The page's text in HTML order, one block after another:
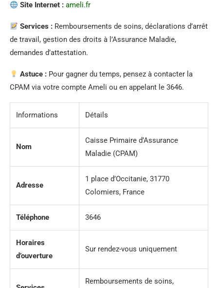
Site Internet : ameli.fr
Services : Remboursements de soins, déclarations d’arrêt
de travail, gestion des droits à l’Assurance Maladie,
demandes d’attestation.
Astuce : Pour gagner du temps, pensez à contacter la
CPAM via votre compte Ameli ou en appelant le 3646.
Informations Détails
Nom
Caisse Primaire d’Assurance
Maladie (CPAM)
Adresse
1 place d’Occitanie, 31770
Colomiers, France
Téléphone 3646
Horaires
d’ouverture
Sur rendez-vous uniquement
Remboursements de soins,